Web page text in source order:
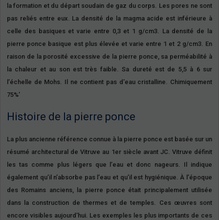
la formation et du départ soudain de gaz du corps. Les pores ne sont
pas reliés entre eux. La densité de la magma acide est inférieure à
celle des basiques et varie entre 0,3 et 1 g/cm3. La densité de la
pierre ponce basique est plus élevée et varie entre 1 et 2 g/cm3. En
raison de la porosité excessive de la pierre ponce, sa perméabilité à
la chaleur et au son est très faible. Sa dureté est de 5,5 à 6 sur
l’échelle de Mohs. Il ne contient pas d’eau cristalline. Chimiquement
75%’
Histoire de la pierre ponce
La plus ancienne référence connue à la pierre ponce est basée sur un
résumé architectural de Vitruve au 1er siècle avant JC. Vitruve définit
les tas comme plus légers que l’eau et donc nageurs. Il indique
également qu’il n’absorbe pas l’eau et qu’il est hygiénique. À l’époque
des Romains anciens, la pierre ponce était principalement utilisée
dans la construction de thermes et de temples. Ces œuvres sont
encore visibles aujourd’hui. Les exemples les plus importants de ces